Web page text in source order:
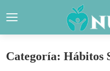
Categoría: Hábitos